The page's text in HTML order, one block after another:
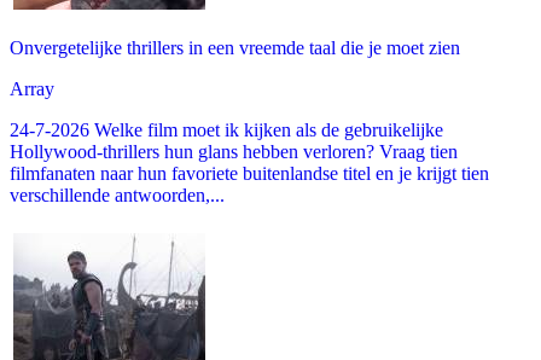
Onvergetelijke thrillers in een vreemde taal die je moet zien
Array
24-7-2026 Welke film moet ik kijken als de gebruikelijke
Hollywood-thrillers hun glans hebben verloren? Vraag tien
filmfanaten naar hun favoriete buitenlandse titel en je krijgt tien
verschillende antwoorden,...